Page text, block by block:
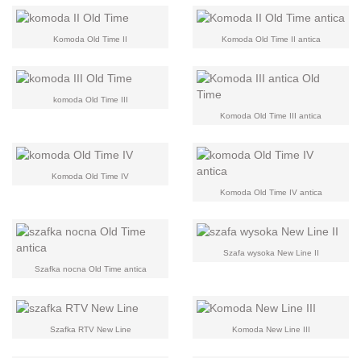
Komoda Old Time II Komoda Old Time II antica
komoda Old Time III
Komoda Old Time III antica
Komoda Old Time IV
Komoda Old Time IV antica
Szafka nocna Old Time antica
Szafa wysoka New Line II
Szafka RTV New Line Komoda New Line III